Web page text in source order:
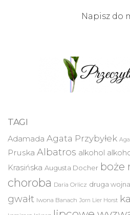
Napisz do
TAGI
Adamada Agata Przybyłek
Pruska Albatros alkohol
Krasińska Augusta Docher boże
choroba Daria Orlicz druga
gwałt Iwona Banach Jorn Lier Horst